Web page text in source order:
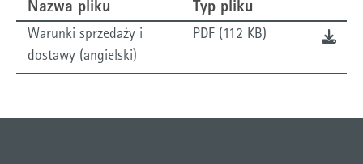
Nazwa pliku Typ pliku
Warunki sprzedaży i
dostawy (angielski)
PDF (112 KB)